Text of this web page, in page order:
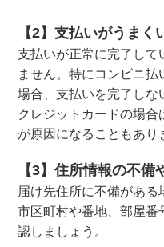
【2】支払いがうまく
支払いが正常に完了し
ません。特にコンビニ
場合、支払いを完了しな
クレジットカードの場
が原因になることもあり
【3】住所情報の不
届け先住所に不備がある
市区町村や番地、部屋番
認しましょう。